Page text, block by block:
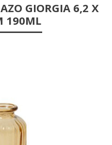
GIORGIA 6,2 X
190ML